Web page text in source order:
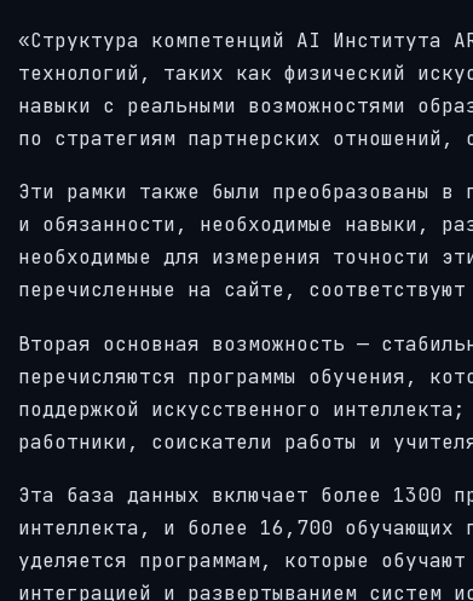
«Структура компетенций AI Института
технологий, таких как физический
навыки с реальными возможностями
по стратегиям партнерских
Эти рамки также были преобразованы в
и обязанности, необходимые навыки,
необходимые для измерения точности
перечисленные на сайте,
Вторая основная возможность —
перечисляются программы обучения,
поддержкой искусственного
работники, соискатели работы и
Эта база данных включает более 1300
интеллекта, и более 16,700 обучающих
уделяется программам, которые
интеграцией и развертыванием систем